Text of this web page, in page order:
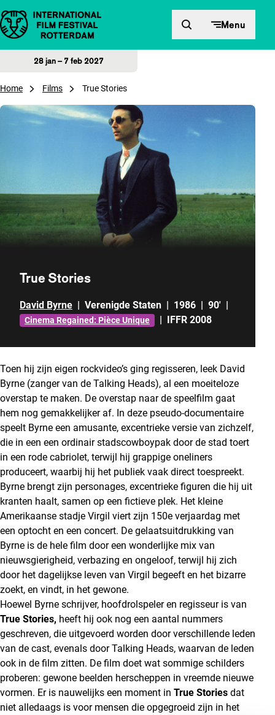
Direct naar inhoud Menu
28 jan – 7 feb 2027
Home Films True Stories
True Stories
David Byrne | Verenigde Staten | 1986 | 90' |
Cinema Regained: Pièce Unique | IFFR 2008
Toen hij zijn eigen rockvideo’s ging regisseren, leek David
Byrne (zanger van de Talking Heads), al een moeiteloze
overstap te maken. De overstap naar de speelfilm gaat
hem nog gemakkelijker af. In deze pseudo-documentaire
speelt Byrne een amusante, excentrieke versie van zichzelf,
die in een een ordinair stadscowboypak door de stad toert
in een rode cabriolet, terwijl hij grappige oneliners
produceert, waarbij hij het publiek vaak direct toespreekt.
Byrne brengt zijn personages, excentrieke figuren die hij uit
kranten haalt, samen op een fictieve plek. Het kleine
Amerikaanse stadje Virgil viert zijn 150e verjaardag met
een optocht en een concert. De gelaatsuitdrukking van
Byrne is de hele film door een wonderlijke mix van
nieuwsgierigheid, verbazing en ongeloof, terwijl hij zich
door het dagelijkse leven van Virgil begeeft en het bizarre
zoekt, en vindt, in het gewone.
Hoewel Byrne schrijver, hoofdrolspeler en regisseur is van
True Stories, heeft hij ook nog een aantal nummers
geschreven, die uitgevoerd worden door verschillende leden
van de cast, evenals door Talking Heads, waarvan de leden
ook in de film zitten. De film doet wat sommige schilders
proberen: gewone beelden herscheppen in vreemde nieuwe
vormen. Er is nauwelijks een moment in True Stories dat
niet alledaags is voor mensen die opgegroeid zijn in het